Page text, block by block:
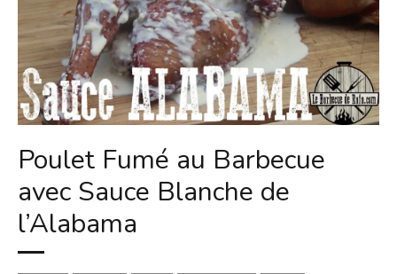
Poulet Fumé au Barbecue
avec Sauce Blanche de
l’Alabama